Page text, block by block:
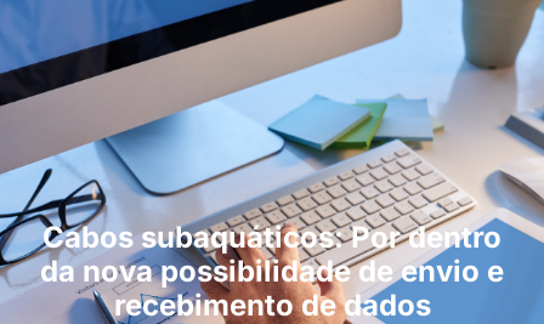
Cabos subaquáticos: Por dentro
da nova possibilidade de envio e
recebimento de dados